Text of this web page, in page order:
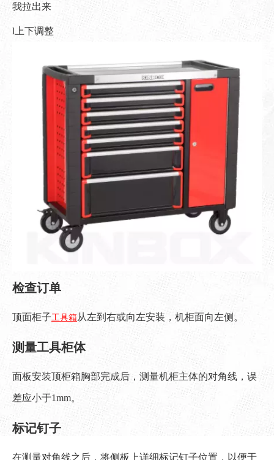
我拉出来
l上下调整
检查订单
顶面柜子工具箱从左到右或向左安装，机柜面向左侧。
测量工具柜体
面板安装顶柜箱胸部完成后，测量机柜主体的对角线，误
差应小于1mm。
标记钉子
在测量对角线之后，将侧板上详细标记钉子位置，以便于